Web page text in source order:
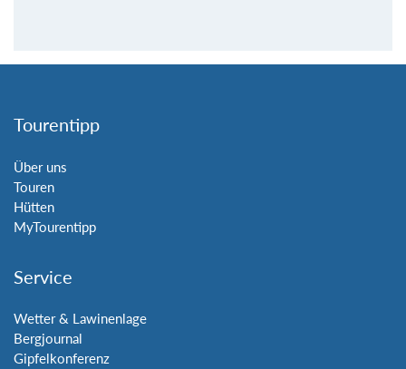
Tourentipp
Über uns
Touren
Hütten
MyTourentipp
Service
Wetter & Lawinenlage
Bergjournal
Gipfelkonferenz